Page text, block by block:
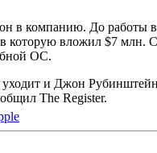
в компанию. До работы
вложил $7 млн.
ОС.
и Джон
Тhe Register.